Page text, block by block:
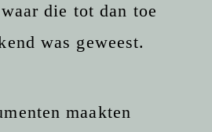
die tot dan toe
was geweest.
maakten